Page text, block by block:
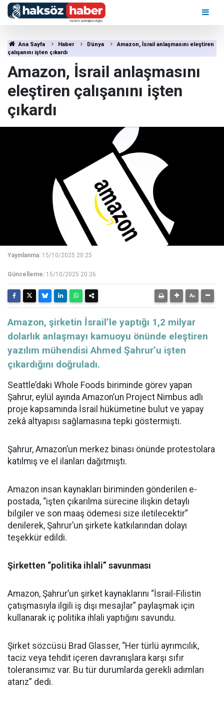
Ana Sayfa Haber Dünya
Amazon, İsrail anlaşmasını eleştiren
çalışanını işten çıkardı
Amazon, İsrail anlaşmasını
eleştiren çalışanını işten
çıkardı
Yayınlanma: 15/10/2025 20:25
Güncelleme: 15/10/2025 20:26
​​​​​​​Amazon, şirketin İsrail’le yaptığı 1,2 milyar
dolarlık anlaşmayı kamuoyu önünde eleştiren
yazılım mühendisi Ahmed Şahrur’u işten
çıkardığını doğruladı.
Seattle’daki Whole Foods biriminde görev yapan
Şahrur, eylül ayında Amazon’un Project Nimbus adlı
proje kapsamında İsrail hükümetine bulut ve yapay
zekâ altyapısı sağlamasına tepki göstermişti.
Şahrur, Amazon’un merkez binası önünde protestolara
katılmış ve el ilanları dağıtmıştı.
Amazon insan kaynakları biriminden gönderilen e-
postada, “işten çıkarılma sürecine ilişkin detaylı
bilgiler ve son maaş ödemesi size iletilecektir”
denilerek, Şahrur’un şirkete katkılarından dolayı
teşekkür edildi.
Şirketten “politika ihlali” savunması
Amazon, Şahrur’un şirket kaynaklarını “İsrail-Filistin
çatışmasıyla ilgili iş dışı mesajlar” paylaşmak için
kullanarak iç politika ihlali yaptığını savundu.
Şirket sözcüsü Brad Glasser, “Her türlü ayrımcılık,
taciz veya tehdit içeren davranışlara karşı sıfır
toleransımız var. Bu tür durumlarda gerekli adımları
atarız” dedi.